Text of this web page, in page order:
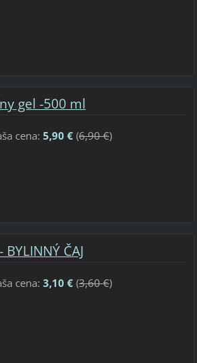
gel -500 ml
cena: 5,90 €(6,90 €)
ČAJ
cena: 3,10 €(3,60 €)